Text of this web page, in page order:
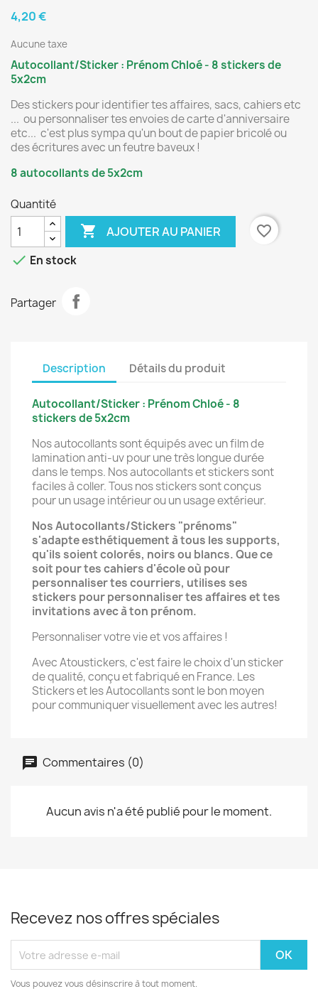
4,20 €
Aucune taxe
Autocollant/Sticker : Prénom Chloé - 8 stickers de
5x2cm
Des stickers pour identifier tes affaires, sacs, cahiers etc
... ou personnaliser tes envoies de carte d'anniversaire
etc... c'est plus sympa qu'un bout de papier bricolé ou
des écritures avec un feutre baveux !
8 autocollants de 5x2cm
Quantité
 AJOUTER AU PANIER
favorite_border
 En stock
Partager
Description Détails du produit
Autocollant/Sticker : Prénom Chloé - 8
stickers de 5x2cm
Nos autocollants sont équipés avec un film de
lamination anti-uv pour une très longue durée
dans le temps. Nos autocollants et stickers sont
faciles à coller. Tous nos stickers sont conçus
pour un usage intérieur ou un usage extérieur.
Nos Autocollants/Stickers "prénoms"
s'adapte esthétiquement à tous les supports,
qu'ils soient colorés, noirs ou blancs. Que ce
soit pour tes cahiers d'école où pour
personnaliser tes courriers, utilises ses
stickers pour personnaliser tes affaires et tes
invitations avec à ton prénom.
Personnaliser votre vie et vos affaires !
Avec Atoustickers, c'est faire le choix d'un sticker
de qualité, conçu et fabriqué en France. Les
Stickers et les Autocollants sont le bon moyen
pour communiquer visuellement avec les autres!
Commentaires (0)
Aucun avis n'a été publié pour le moment.
Recevez nos offres spéciales
Vous pouvez vous désinscrire à tout moment.